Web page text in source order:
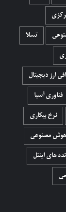
تسلا
ارز دیجیتال
فناوری آسیا
نرخ بیکاری
هوش مصنوعی
های اینتل